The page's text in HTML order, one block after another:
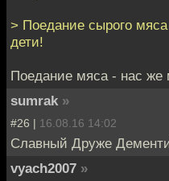
> Поедание сырого
дети!
Поедание мяса - нас же
sumrаk »
#26 | 16.08.16 14:02
Славный Друже
vyach2007 »